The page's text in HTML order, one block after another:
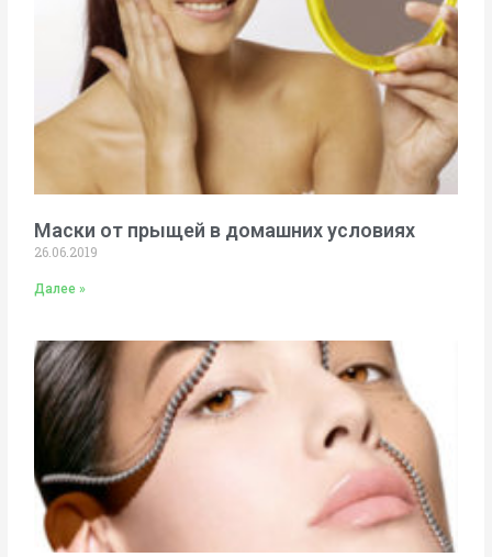
Маски от прыщей в домашних условиях
26.06.2019
Далее »